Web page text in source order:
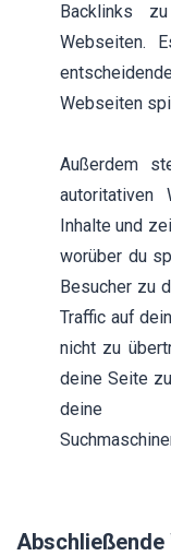
Backlinks
Webseiten.
Webseiten
Außerdem
autoritativen
Inhalte und
worüber du
Besucher zu
Traffic auf
nicht zu
deine Seite
deine
Abschließende